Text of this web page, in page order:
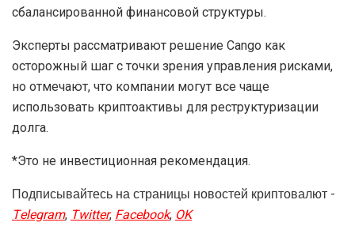
сбалансированной финансовой структуры.
Эксперты рассматривают решение Cango как
осторожный шаг с точки зрения управления рисками,
но отмечают, что компании могут все чаще
использовать криптоактивы для реструктуризации
долга.
*Это не инвестиционная рекомендация.
Подписывайтесь на страницы новостей криптовалют -
Telegram,Twitter,Facebook,OK